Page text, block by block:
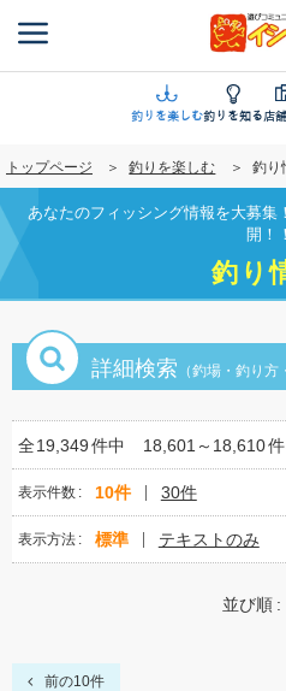
ン
に
移
動
釣りを楽しむ釣りを知る店
トップページ 釣りを楽しむ 釣り
あなたのフィッシング情報を大募集
開！！
釣り
詳細検索 （釣場・釣り方
全19,349件中 18,601～18,610
表示件数 10件 30件
表示方法 標準 テキストのみ
並び順
前の10件